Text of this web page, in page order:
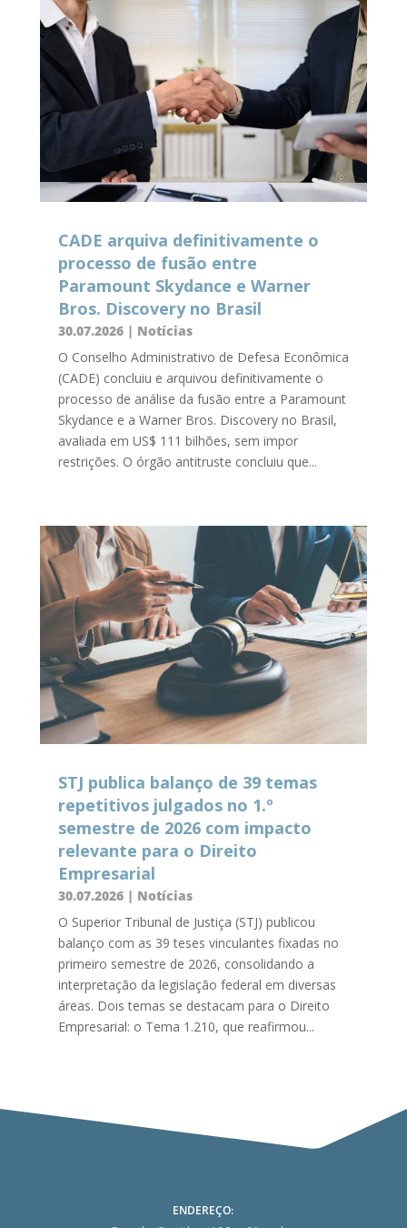
CADE arquiva definitivamente o
processo de fusão entre
Paramount Skydance e Warner
Bros. Discovery no Brasil
30.07.2026| Notícias
O Conselho Administrativo de Defesa Econômica
(CADE) concluiu e arquivou definitivamente o
processo de análise da fusão entre a Paramount
Skydance e a Warner Bros. Discovery no Brasil,
avaliada em US$ 111 bilhões, sem impor
restrições. O órgão antitruste concluiu que...
STJ publica balanço de 39 temas
repetitivos julgados no 1.º
semestre de 2026 com impacto
relevante para o Direito
Empresarial
30.07.2026| Notícias
O Superior Tribunal de Justiça (STJ) publicou
balanço com as 39 teses vinculantes fixadas no
primeiro semestre de 2026, consolidando a
interpretação da legislação federal em diversas
áreas. Dois temas se destacam para o Direito
Empresarial: o Tema 1.210, que reafirmou...
ENDEREÇO: